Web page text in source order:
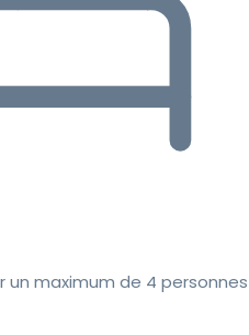
maximum de 4 personnes